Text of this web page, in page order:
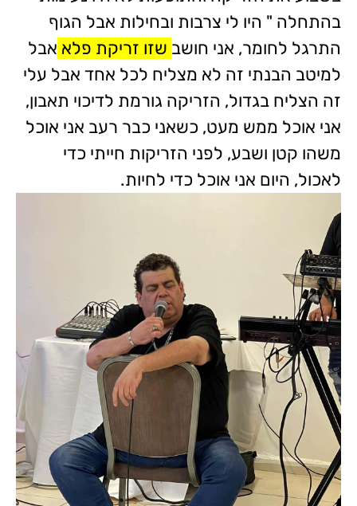
בהתחלה " היו לי צרבות ובחילות אבל הגוף
התרגל לחומר, אני חושב שזו זריקת פלא אבל
למיטב הבנתי זה לא מצליח לכל אחד אבל עלי
זה הצליח בגדול, הזריקה גורמת לדיכוי תאבון,
אני אוכל ממש מעט, כשאני כבר רעב אני אוכל
משהו קטן ושבע, לפני הזריקות חייתי כדי
לאכול, היום אני אוכל כדי לחיות.